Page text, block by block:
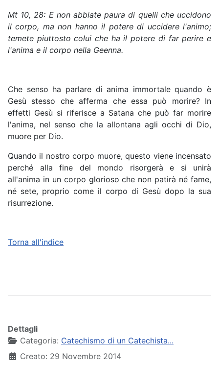
Mt 10, 28: E non abbiate paura di quelli che uccidono
il corpo, ma non hanno il potere di uccidere l'animo;
temete piuttosto colui che ha il potere di far perire e
l'anima e il corpo nella Geenna.
Che senso ha parlare di anima immortale quando è
Gesù stesso che afferma che essa può morire? In
effetti Gesù si riferisce a Satana che può far morire
l'anima, nel senso che la allontana agli occhi di Dio,
muore per Dio.
Quando il nostro corpo muore, questo viene incensato
perché alla fine del mondo risorgerà e si unirà
all'anima in un corpo glorioso che non patirà né fame,
né sete, proprio come il corpo di Gesù dopo la sua
risurrezione.
Torna all'indice
Dettagli
Categoria: Catechismo di un Catechista...
Creato: 29 Novembre 2014